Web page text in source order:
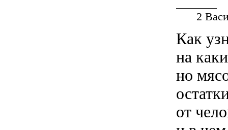
2
Как
на
но
от